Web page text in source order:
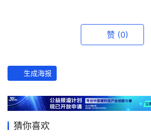
度
经
据
赞 (0)
生成海报
猜你喜欢